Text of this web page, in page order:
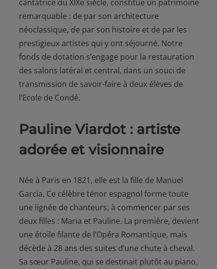
cantatrice du XIXe siècle, constitue un patrimoine
remarquable : de par son architecture
néoclassique, de par son histoire et de par les
prestigieux artistes qui y ont séjourné. Notre
fonds de dotation s’engage pour la restauration
des salons latéral et central, dans un souci de
transmission de savoir-faire à deux élèves de
l’Ecole de Condé.
Pauline Viardot : artiste
adorée et visionnaire
Née à Paris en 1821, elle est la fille de Manuel
Garcia. Ce célèbre ténor espagnol forme toute
une lignée de chanteurs, à commencer par ses
deux filles : Maria et Pauline. La première, devient
une étoile filante de l’Opéra Romantique, mais
décède à 28 ans des suites d’une chute à cheval.
Sa sœur Pauline, qui se destinait plutôt au piano,